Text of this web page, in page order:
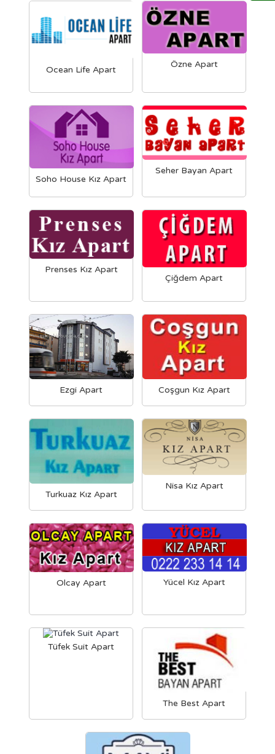
Ocean Life Apart
Özne Apart
Soho House Kız Apart
Seher Bayan Apart
Prenses Kız Apart
Çiğdem Apart
Ezgi Apart Coşgun Kız Apart
Turkuaz Kız Apart
Nisa Kız Apart
Olcay Apart Yücel Kız Apart
Tüfek Suit Apart
The Best Apart